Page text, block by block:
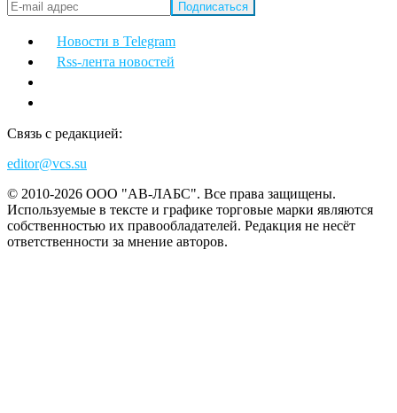
Новости в Telegram
Rss-лента новостей
Связь с редакцией:
editor@vcs.su
© 2010-2026 ООО "АВ-ЛАБС". Все права защищены.
Используемые в тексте и графике торговые марки являются
собственностью их правообладателей. Редакция не несёт
ответственности за мнение авторов.